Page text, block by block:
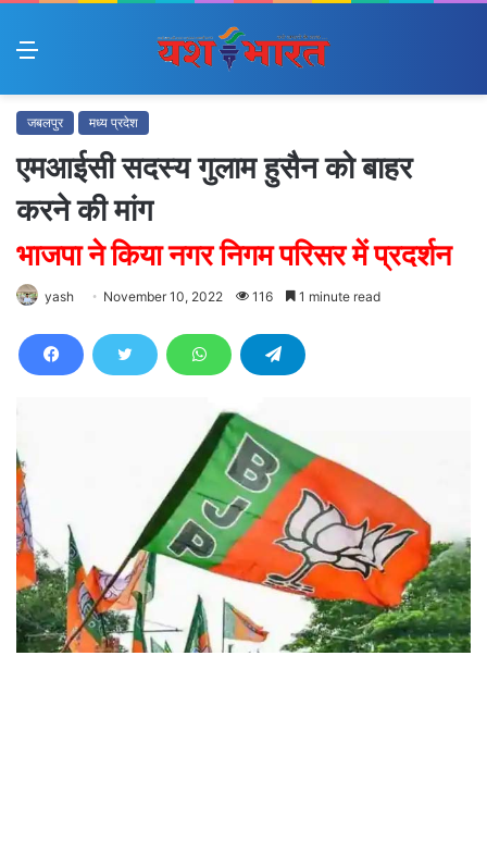
Menu
जबलपुर मध्य प्रदेश
एमआईसी सदस्य गुलाम हुसैन को बाहर
करने की मांग
भाजपा ने किया नगर निगम परिसर में प्रदर्शन
yash November 10, 2022 116 1 minute read